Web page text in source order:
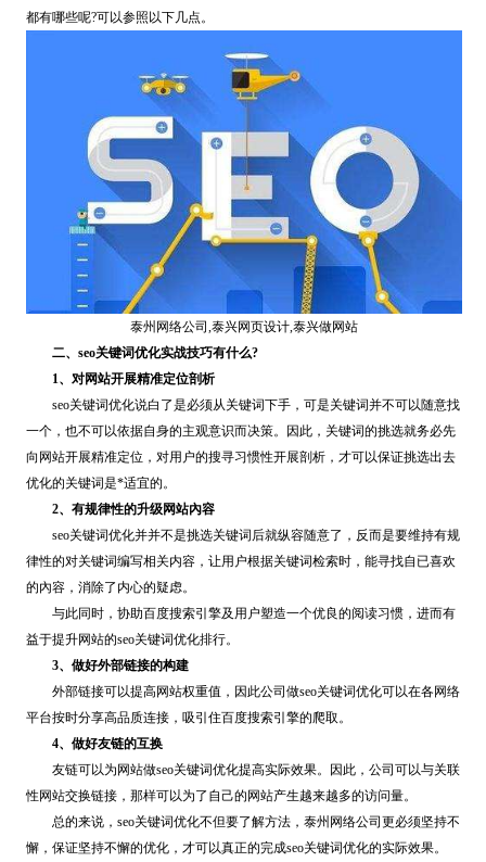
都有哪些呢?可以参照以下几点。
泰州网络公司,泰兴网页设计,泰兴做网站
二、seo关键词优化实战技巧有什么?
1、对网站开展精准定位剖析
seo关键词优化说白了是必须从关键词下手，可是关键词并不可以随意找
一个，也不可以依据自身的主观意识而决策。因此，关键词的挑选就务必先
向网站开展精准定位，对用户的搜寻习惯性开展剖析，才可以保证挑选出去
优化的关键词是*适宜的。
2、有规律性的升级网站內容
seo关键词优化并并不是挑选关键词后就纵容随意了，反而是要维持有规
律性的对关键词编写相关内容，让用户根据关键词检索时，能寻找自已喜欢
的內容，消除了内心的疑虑。
与此同时，协助百度搜索引擎及用户塑造一个优良的阅读习惯，进而有
益于提升网站的seo关键词优化排行。
3、做好外部链接的构建
外部链接可以提高网站权重值，因此公司做seo关键词优化可以在各网络
平台按时分享高品质连接，吸引住百度搜索引擎的爬取。
4、做好友链的互换
友链可以为网站做seo关键词优化提高实际效果。因此，公司可以与关联
性网站交换链接，那样可以为了自己的网站产生越来越多的访问量。
总的来说，seo关键词优化不但要了解方法，泰州网络公司更必须坚持不
懈，保证坚持不懈的优化，才可以真正的完成seo关键词优化的实际效果。